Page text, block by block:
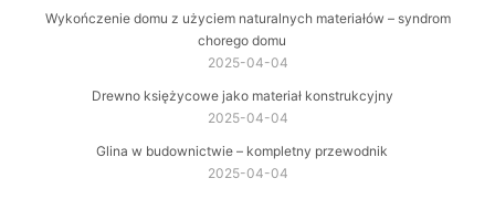
Wykończenie domu z użyciem naturalnych materiałów – syndrom
chorego domu
2025-04-04
Drewno księżycowe jako materiał konstrukcyjny
2025-04-04
Glina w budownictwie – kompletny przewodnik
2025-04-04